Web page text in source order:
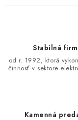
REFERENCIE
VÝPREDAJ
Obchodné podmienky
Stabilná
od r. 1992, ktorá
činnosť v sektore
Kamenná